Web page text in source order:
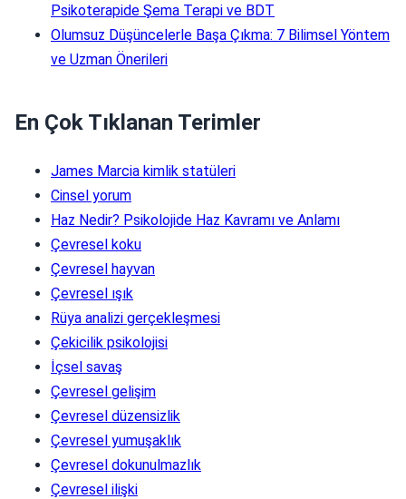
Psikoterapide Şema Terapi ve BDT
Olumsuz Düşüncelerle Başa Çıkma: 7 Bilimsel Yöntem
ve Uzman Önerileri
En Çok Tıklanan Terimler
James Marcia kimlik statüleri
Cinsel yorum
Haz Nedir? Psikolojide Haz Kavramı ve Anlamı
Çevresel koku
Çevresel hayvan
Çevresel ışık
Rüya analizi gerçekleşmesi
Çekicilik psikolojisi
İçsel savaş
Çevresel gelişim
Çevresel düzensizlik
Çevresel yumuşaklık
Çevresel dokunulmazlık
Çevresel ilişki